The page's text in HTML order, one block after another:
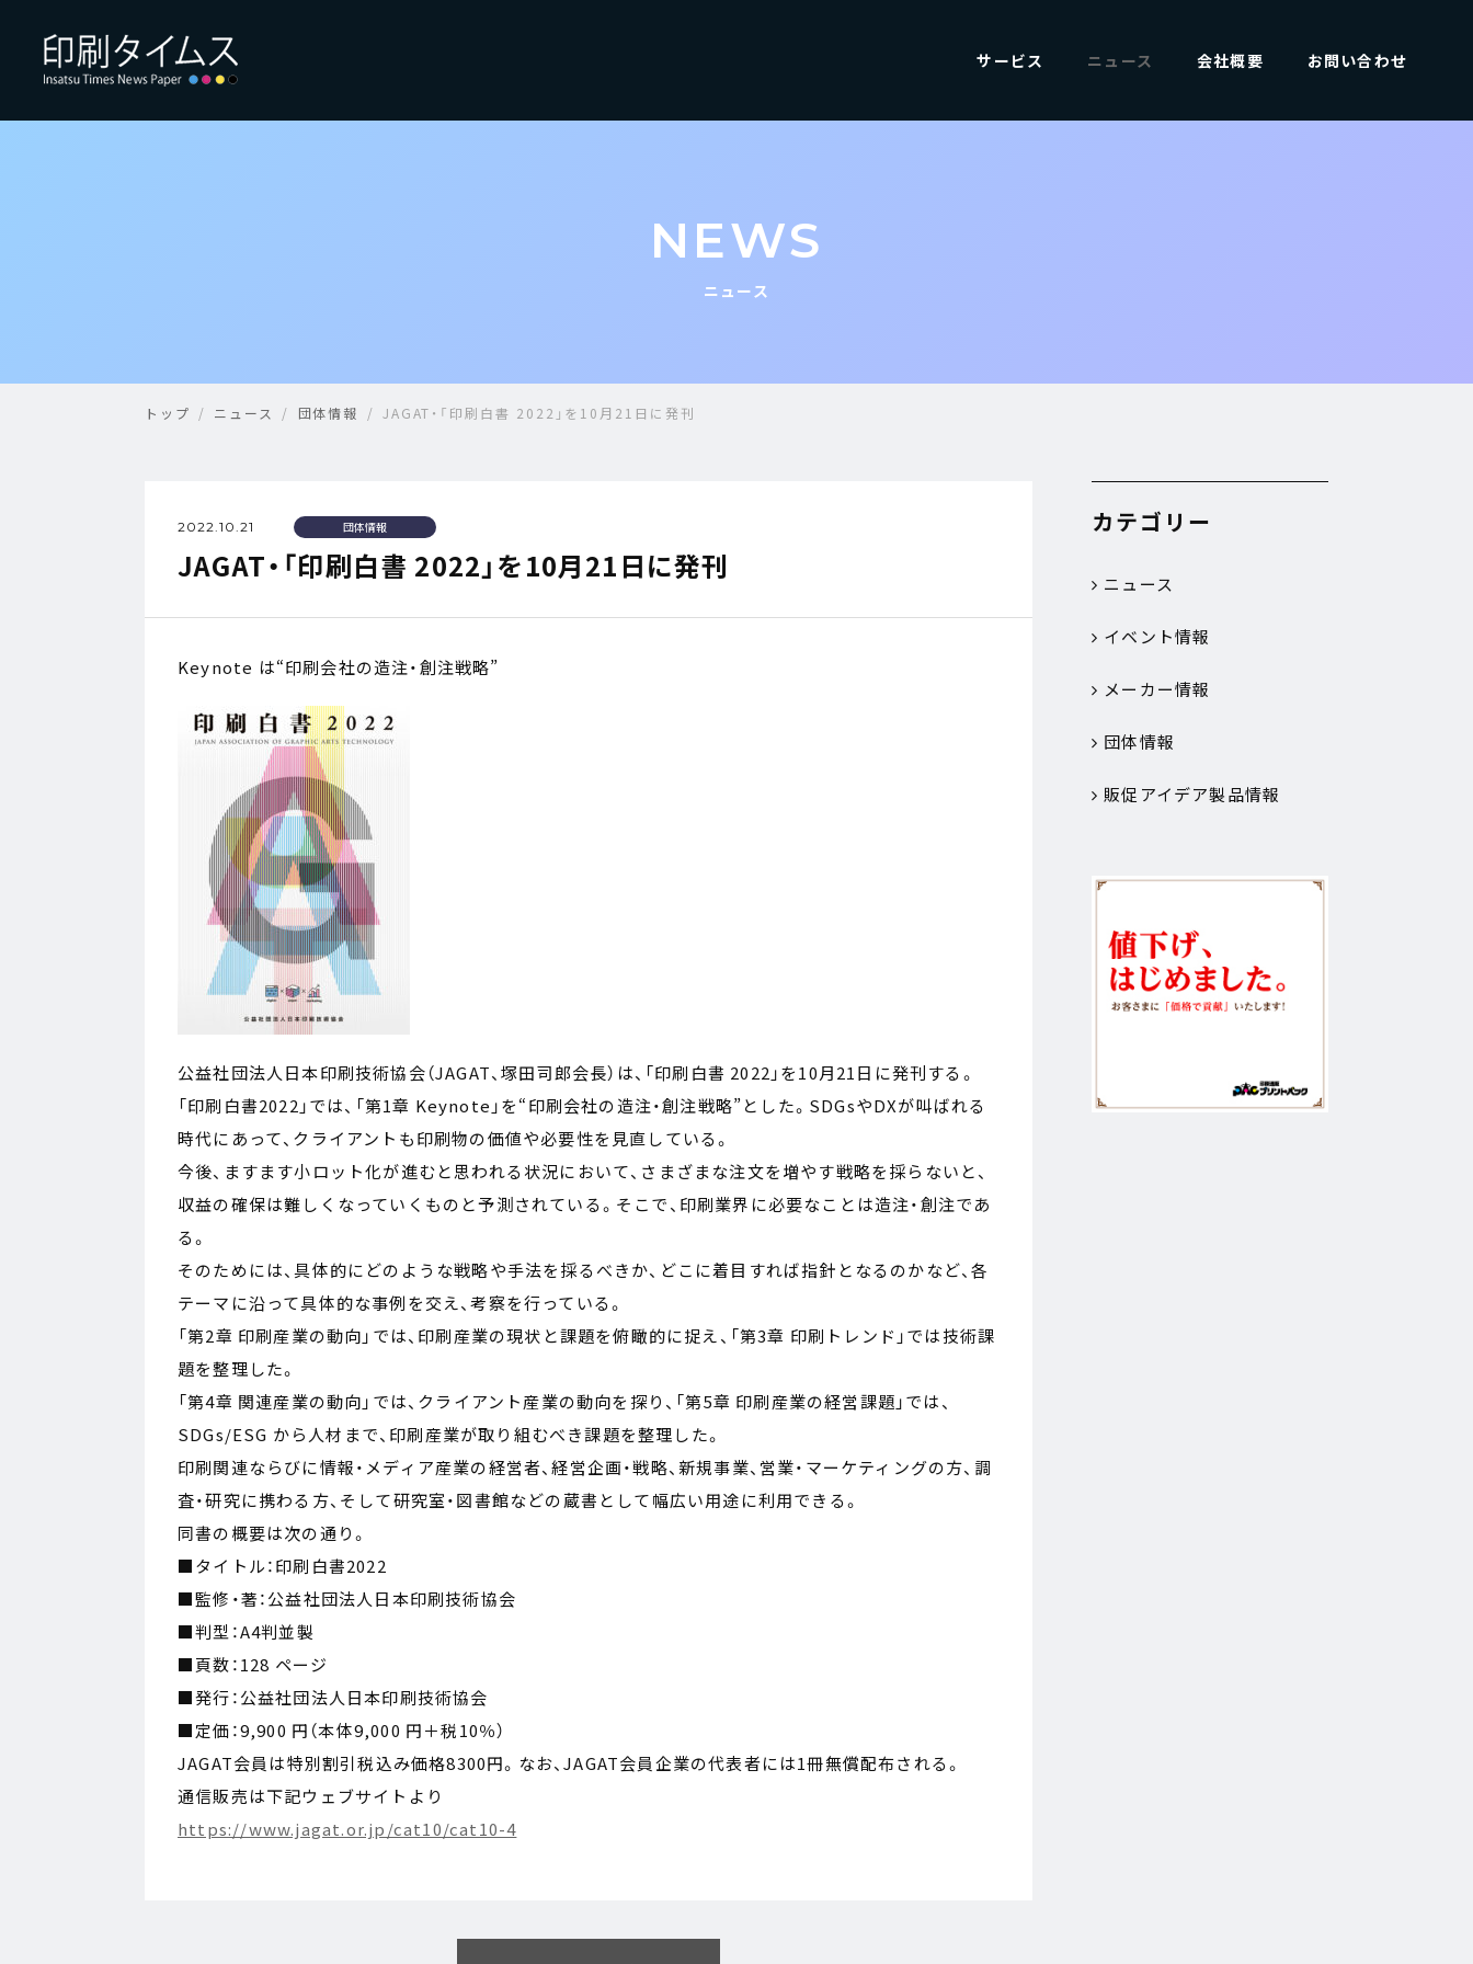
サービス ニュース 会社概要 お問い合わせ
NEWS
ニュース
トップ ニュース 団体情報 JAGAT・「印刷白書 2022」を10月21日に発刊
2022.10.21 団体情報
JAGAT・「印刷白書 2022」を10月21日に発刊
Keynote は“印刷会社の造注・創注戦略”
公益社団法人日本印刷技術協会（JAGAT、塚田司郎会長）は、「印刷白書 2022」を10月21日に発刊する。
「印刷白書2022」では、「第1章 Keynote」を“印刷会社の造注・創注戦略”とした。SDGsやDXが叫ばれる
時代にあって、クライアントも印刷物の価値や必要性を見直している。
今後、ますます小ロット化が進むと思われる状況において、さまざまな注文を増やす戦略を採らないと、
収益の確保は難しくなっていくものと予測されている。そこで、印刷業界に必要なことは造注・創注であ
る。
そのためには、具体的にどのような戦略や手法を採るべきか、どこに着目すれば指針となるのかなど、各
テーマに沿って具体的な事例を交え、考察を行っている。
「第2章 印刷産業の動向」では、印刷産業の現状と課題を俯瞰的に捉え、「第3章 印刷トレンド」では技術課
題を整理した。
「第4章 関連産業の動向」では、クライアント産業の動向を探り、「第5章 印刷産業の経営課題」では、
SDGs/ESG から人材まで、印刷産業が取り組むべき課題を整理した。
印刷関連ならびに情報・メディア産業の経営者、経営企画・戦略、新規事業、営業・マーケティングの方、調
査・研究に携わる方、そして研究室・図書館などの蔵書として幅広い用途に利用できる。
同書の概要は次の通り。
■タイトル：印刷白書2022
■監修・著：公益社団法人日本印刷技術協会
■判型：A4判並製
■頁数：128 ページ
■発行：公益社団法人日本印刷技術協会
■定価：9,900 円（本体9,000 円＋税10％）
JAGAT会員は特別割引税込み価格8300円。なお、JAGAT会員企業の代表者には1冊無償配布される。
通信販売は下記ウェブサイトより
https://www.jagat.or.jp/cat10/cat10-4
カテゴリー
ニュース
イベント情報
メーカー情報
団体情報
販促アイデア製品情報